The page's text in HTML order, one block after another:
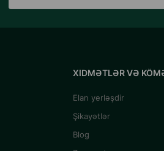
XIDMƏTLƏR VƏ
Elan yerləşdir
Şikayətlər
Blog